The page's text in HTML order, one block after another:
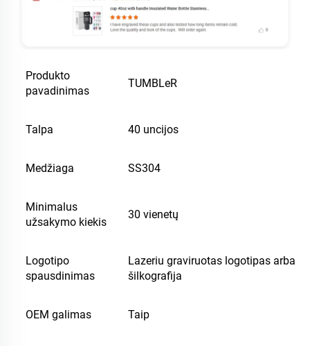
Produkto
pavadinimas
TUMBLeR
Talpa 40 uncijos
Medžiaga SS304
Minimalus
užsakymo kiekis
30 vienetų
Logotipo
spausdinimas
Lazeriu graviruotas logotipas arba
šilkografija
OEM galimas Taip